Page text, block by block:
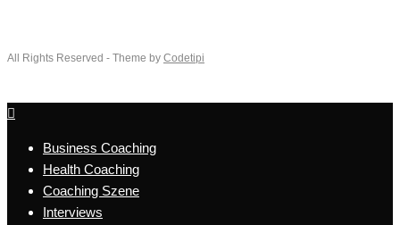
All Rights Reserved - Theme by Codetipi
Business Coaching
Health Coaching
Coaching Szene
Interviews